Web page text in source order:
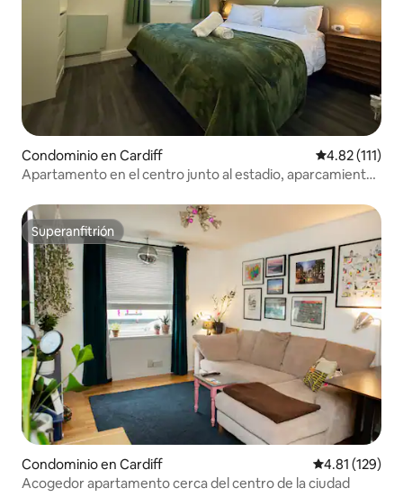
Condominio en Cardiff Calificación
4.82 (111)
Apartamento en el centro junto al estadio, aparcamiento
Superanfitrión
Superanfitrión
Condominio en Cardiff Calificación
4.81 (129)
Acogedor apartamento cerca del centro de la ciudad